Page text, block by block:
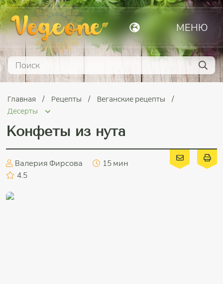
МЕНЮ
Главная Рецепты
Веганские рецепты
Десерты
Конфеты из нута
Валерия Фирсова
15 мин
4.5